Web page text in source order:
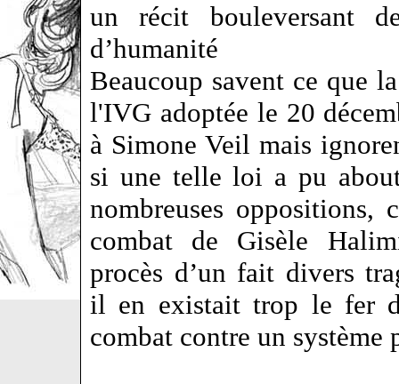
un récit bouleversant
d’humanité
Beaucoup savent ce que
l'IVG adoptée le 20
à Simone Veil mais
si une telle loi a pu
nombreuses oppositions,
combat de Gisèle
procès d’un fait divers
il en existait trop le fer
combat contre un